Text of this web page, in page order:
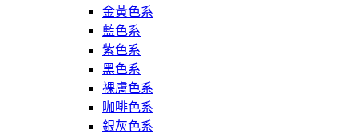
金黃色系
藍色系
紫色系
黑色系
裸膚色系
咖啡色系
銀灰色系